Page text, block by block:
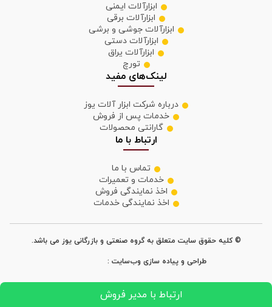
ابزارآلات ایمنی
ابزارآلات برقی
ابزارآلات جوشی و برشی
ابزارآلات دستی
ابزارآلات یراق
تورچ
لینک‌های مفید
درباره شرکت ابزار آلات یوز
خدمات پس از فروش
گارانتی محصولات
ارتباط با ما
تماس با ما
خدمات و تعمیرات
اخذ نمایندگی فروش
اخذ نمایندگی خدمات
© کلیه حقوق سایت متعلق به گروه صنعتی و بازرگانی یوز می باشد.
طراحی و پیاده سازی وب‌سایت :
ارتباط با مدیر فروش